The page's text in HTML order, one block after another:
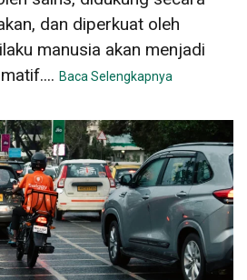
dan diperkuat oleh
manusia akan menjadi
Baca Selengkapnya